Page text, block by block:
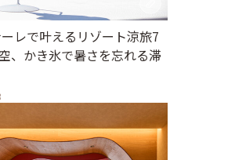
レで叶えるリゾート涼旅7
、かき氷で暑さを忘れる滞